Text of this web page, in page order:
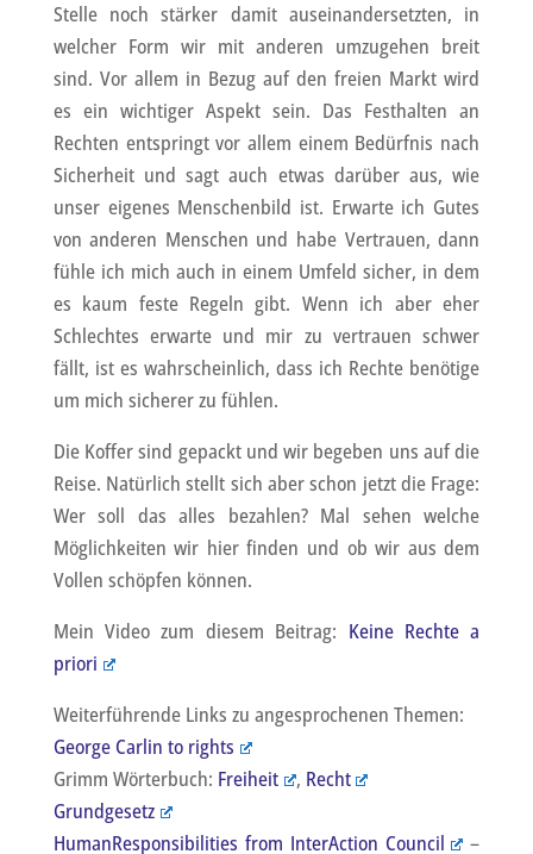
Stelle noch stärker damit auseinandersetzten, in
welcher Form wir mit anderen umzugehen breit
sind. Vor allem in Bezug auf den freien Markt wird
es ein wichtiger Aspekt sein. Das Festhalten an
Rechten entspringt vor allem einem Bedürfnis nach
Sicherheit und sagt auch etwas darüber aus, wie
unser eigenes Menschenbild ist. Erwarte ich Gutes
von anderen Menschen und habe Vertrauen, dann
fühle ich mich auch in einem Umfeld sicher, in dem
es kaum feste Regeln gibt. Wenn ich aber eher
Schlechtes erwarte und mir zu vertrauen schwer
fällt, ist es wahrscheinlich, dass ich Rechte benötige
um mich sicherer zu fühlen.
Die Koffer sind gepackt und wir begeben uns auf die
Reise. Natürlich stellt sich aber schon jetzt die Frage:
Wer soll das alles bezahlen? Mal sehen welche
Möglichkeiten wir hier finden und ob wir aus dem
Vollen schöpfen können.
Mein Video zum diesem Beitrag: Keine Rechte a
priori
Weiterführende Links zu angesprochenen Themen:
George Carlin to rights
Grimm Wörterbuch: Freiheit , Recht
Grundgesetz
HumanResponsibilities from InterAction Council
–